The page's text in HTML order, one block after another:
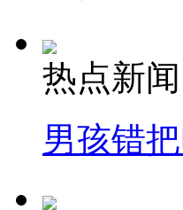
热点新闻
男孩错